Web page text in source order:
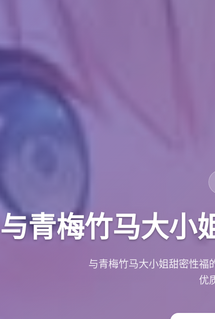
与青梅竹马大小
与青梅竹马大小姐甜密性福
优